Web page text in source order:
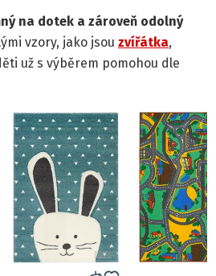
na dotek a zároveň odolný
vzory, jako jsou zvířátka,
už s výběrem pomohou dle